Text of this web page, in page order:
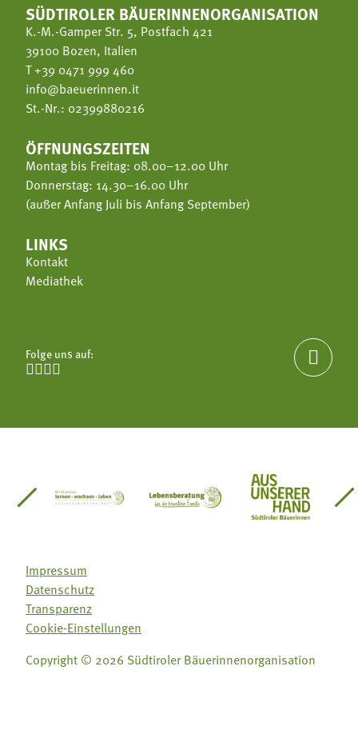
SÜDTIROLER BÄUERINNENORGANISATION
K.-M.-Gamper Str. 5, Postfach 421
39100 Bozen, Italien
T+39 0471 999 460
info@baeuerinnen.it
St.-Nr.: 02399880216
ÖFFNUNGSZEITEN
Montag bis Freitag: 08.00–12.00 Uhr
Donnerstag: 14.30–16.00 Uhr
(außer Anfang Juli bis Anfang September)
LINKS
Kontakt
Mediathek
Folge uns auf:


Südtirol
Gärtnervereinigung
Sozialgenossenschaft Mit Bäuerinnen lernen -
Lebensberatung für dieAus unserer
Impressum
Datenschutz
Transparenz
Cookie-Einstellungen
Copyright © 2026 Südtiroler Bäuerinnenorganisation